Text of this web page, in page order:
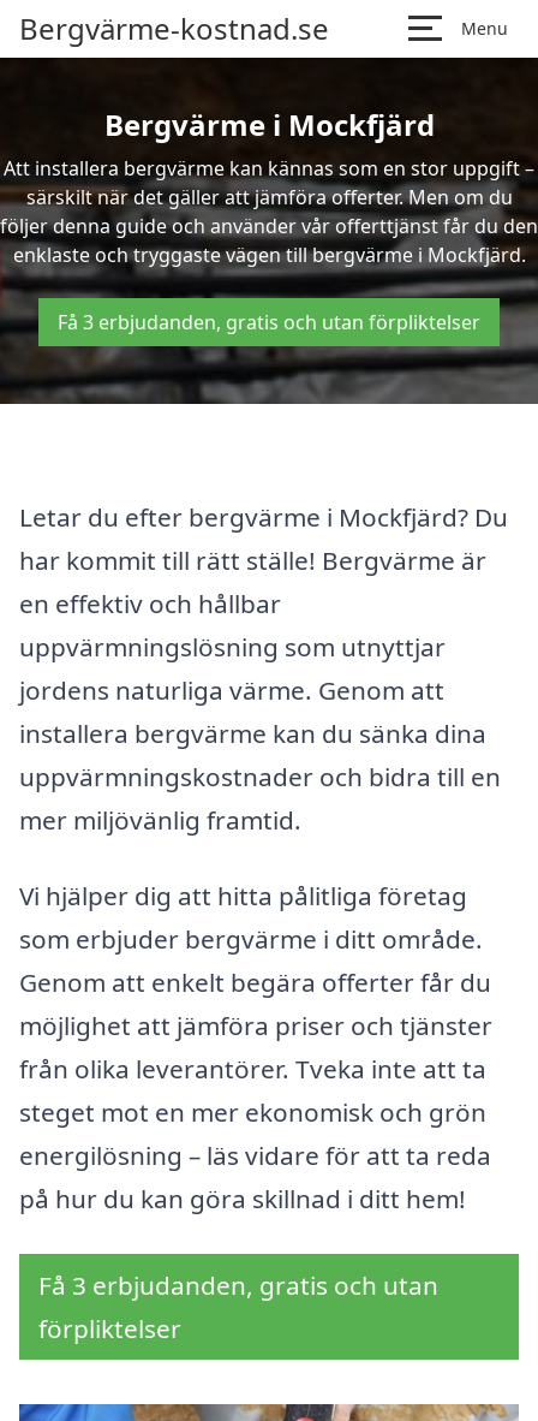
Bergvärme-kostnad.se Menu
Bergvärme i Mockfjärd
Att installera bergvärme kan kännas som en stor uppgift –
särskilt när det gäller att jämföra offerter. Men om du
följer denna guide och använder vår offerttjänst får du den
enklaste och tryggaste vägen till bergvärme i Mockfjärd.
Få 3 erbjudanden, gratis och utan förpliktelser
Letar du efter bergvärme i Mockfjärd? Du
har kommit till rätt ställe! Bergvärme är
en effektiv och hållbar
uppvärmningslösning som utnyttjar
jordens naturliga värme. Genom att
installera bergvärme kan du sänka dina
uppvärmningskostnader och bidra till en
mer miljövänlig framtid.
Vi hjälper dig att hitta pålitliga företag
som erbjuder bergvärme i ditt område.
Genom att enkelt begära offerter får du
möjlighet att jämföra priser och tjänster
från olika leverantörer. Tveka inte att ta
steget mot en mer ekonomisk och grön
energilösning – läs vidare för att ta reda
på hur du kan göra skillnad i ditt hem!
Få 3 erbjudanden, gratis och utan
förpliktelser